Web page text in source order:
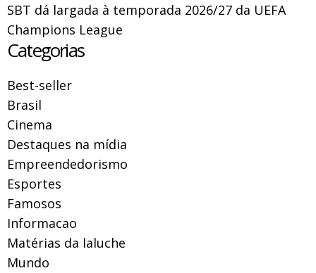
SBT dá largada à temporada 2026/27 da UEFA
Champions League
Categorias
Best-seller
Brasil
Cinema
Destaques na mídia
Empreendedorismo
Esportes
Famosos
Informacao
Matérias da laluche
Mundo